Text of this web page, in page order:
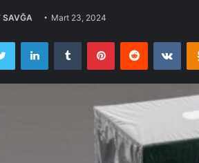
SAVĞA Mart 23, 2024
Twitter LinkedInTumblr PinterestReddit